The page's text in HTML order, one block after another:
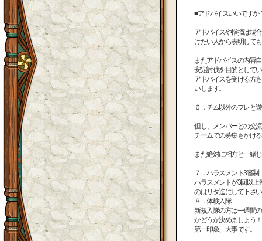
■アドバイスいいですか
アドバイスや指摘は場
けたい人から表明して
またアドバイスの内容
安定討伐を目的として
アドバイスを受ける方
いします。
６．チム以外のフレと
但し、メンバーとの交
チームでの募集もかけ
また絶対に相方と一緒
７．ハラスメント3審制
ハラスメントが3回以上
のはリダ迄にして下さ
８．体験入隊
新規入隊の方は一週間
かどうか決めましょう！
第一印象、大事です。